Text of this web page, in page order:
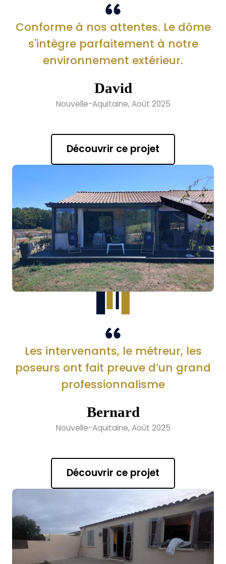
Conforme à nos attentes. Le dôme
s'intègre parfaitement à notre
environnement extérieur.
David
Nouvelle-Aquitaine, Août 2025
Découvrir ce projet
Les intervenants, le métreur, les
poseurs ont fait preuve d’un grand
professionnalisme
Bernard
Nouvelle-Aquitaine, Août 2025
Découvrir ce projet